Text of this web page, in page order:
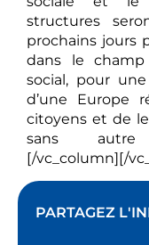
structures
prochains jours
dans le champ
social, pour
d’une Europe
citoyens et de
sans autre
[/vc_column][/
PARTAGEZ